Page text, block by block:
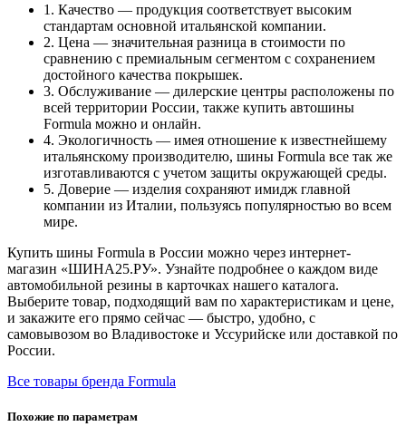
1. Качество — продукция соответствует высоким
стандартам основной итальянской компании.
2. Цена — значительная разница в стоимости по
сравнению с премиальным сегментом с сохранением
достойного качества покрышек.
3. Обслуживание — дилерские центры расположены по
всей территории России, также купить автошины
Formula можно и онлайн.
4. Экологичность — имея отношение к известнейшему
итальянскому производителю, шины Formula все так же
изготавливаются с учетом защиты окружающей среды.
5. Доверие — изделия сохраняют имидж главной
компании из Италии, пользуясь популярностью во всем
мире.
Купить шины Formula в России можно через интернет-
магазин «ШИНА25.РУ». Узнайте подробнее о каждом виде
автомобильной резины в карточках нашего каталога.
Выберите товар, подходящий вам по характеристикам и цене,
и закажите его прямо сейчас — быстро, удобно, с
самовывозом во Владивостоке и Уссурийске или доставкой по
России.
Все товары бренда Formula
Похожие по параметрам